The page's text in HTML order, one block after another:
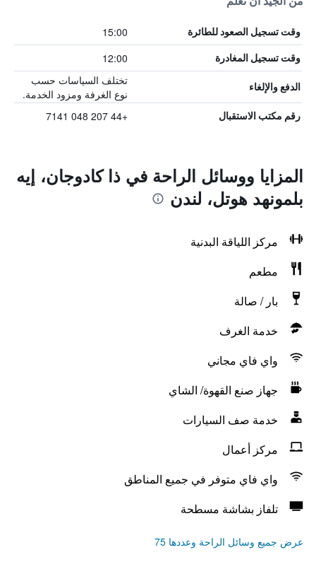
وقت تسجيل الصعود للطائرة 15:00
وقت تسجيل المغادرة 12:00
الدفع والإلغاء
تختلف السياسات حسب
نوع الغرفة ومزود الخدمة.
رقم مكتب الاستقبال +44 207 048 7141
المزايا ووسائل الراحة في ذا كادوجان، إيه
بلمونهد هوتل، لندن
مركز اللياقة البدنية
مطعم
بار / صالة
خدمة الغرف
واي فاي مجاني
جهاز صنع القهوة/ الشاي
خدمة صف السيارات
مركز أعمال
واي فاي متوفر في جميع المناطق
تلفاز بشاشة مسطحة
عرض جميع وسائل الراحة وعددها 75